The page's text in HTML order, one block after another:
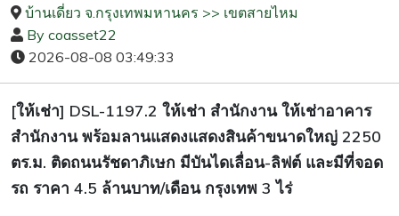
บ้านเดี่ยว จ.กรุงเทพมหานคร >> เขตสายไหม
By coasset22
2026-08-08 03:49:33
[ให้เช่า] DSL-1197.2 ให้เช่า สำนักงาน ให้เช่าอาคาร
สำนักงาน พร้อมลานแสดงแสดงสินค้าขนาดใหญ่ 2250
ตร.ม. ติดถนนรัชดาภิเษก มีบันไดเลื่อน-ลิฟต์ และมีที่จอด
รถ ราคา 4.5 ล้านบาท/เดือน กรุงเทพ 3 ไร่